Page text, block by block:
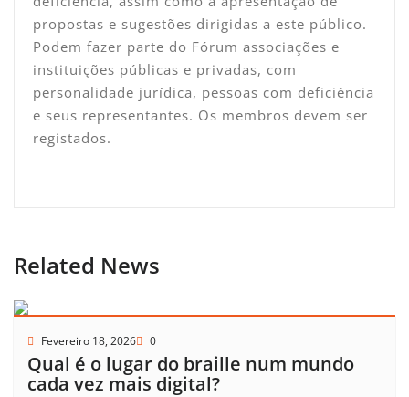
propostas e sugestões dirigidas a este público.
Podem fazer parte do Fórum associações e
instituições públicas e privadas, com
personalidade jurídica, pessoas com deficiência
e seus representantes. Os membros devem ser
registados.
Related News
Fevereiro 18, 2026 0
Qual é o lugar do braille num mundo
cada vez mais digital?